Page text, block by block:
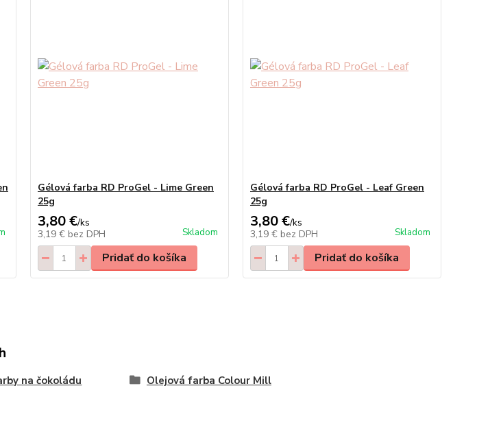
Gélová farba RD ProGel - Lime Green
25g
3,80 €/ks
3,19 € bez DPH Skladom
Pridať do košíka
Gélová farba RD ProGel - Leaf Green
25g
3,80 €/ks
3,19 € bez DPH Skladom
Pridať do košíka
na čokoládu Olejová farba Colour Mill